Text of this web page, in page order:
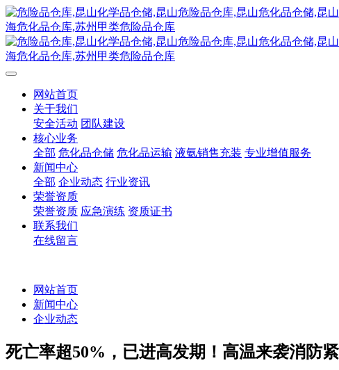
网站首页
关于我们
安全活动 团队建设
核心业务
全部 危化品仓储 危化品运输 液氨销售充装 专业增值服务
新闻中心
全部 企业动态 行业资讯
荣誉资质
荣誉资质 应急演练 资质证书
联系我们
在线留言
网站首页
新闻中心
企业动态
死亡率超50%，已进高发期！高温来袭消防紧